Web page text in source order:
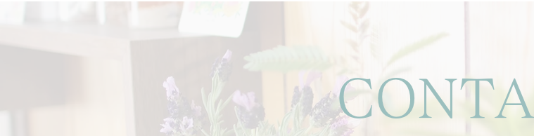
の心と身体のケアに🌿
整えながら自分も整うエステ。
の悩みも分かり合える、お互
じ目線のエステ。 大手のエステ
では得られないこのホッコリ